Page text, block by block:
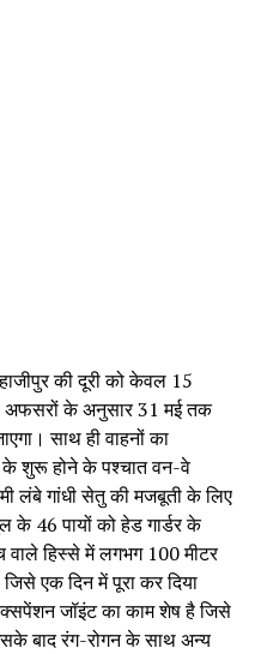
की दूरी को केवल 15
अफसरों के अनुसार 31 मई तक
साथ ही वाहनों का
के शुरू होने के पश्चात वन-वे
लंबे गांधी सेतु की मजबूती के लिए
के 46 पायों को हेड गार्डर के
वाले हिस्से में लगभग 100 मीटर
एक दिन में पूरा कर दिया
जॉइंट का काम शेष है जिसे
बाद रंग-रोगन के साथ अन्य